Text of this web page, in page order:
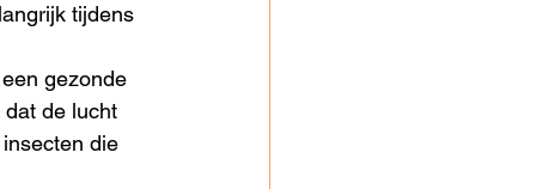
tijdens
gezonde
de lucht
die